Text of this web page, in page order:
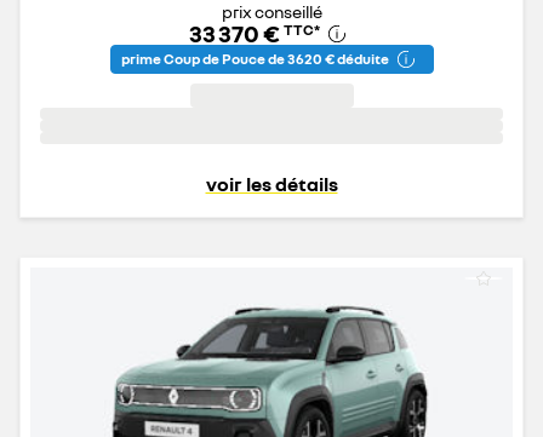
prix conseillé
33 370 € TTC*
prime Coup de Pouce de 3 620 € déduite
voir les détails